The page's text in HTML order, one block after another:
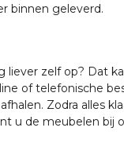
binnen geleverd.
liever zelf op? Dat
of telefonische
Zodra alles
u de meubelen bij